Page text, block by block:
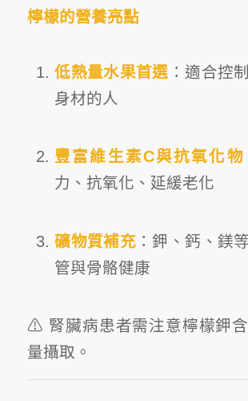
檸檬的營養亮點
低熱量水果首選 ：適合控
身材的人
豐富維生素C與抗氧化物
力、抗氧化、延緩老化
礦物質補充 ：鉀、鈣、鎂
管與骨骼健康
⚠ 腎臟病患者需注意檸檬鉀
量攝取。